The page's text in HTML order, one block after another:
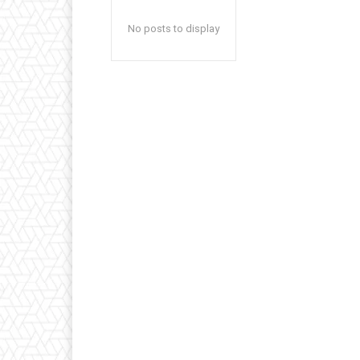
No posts to display